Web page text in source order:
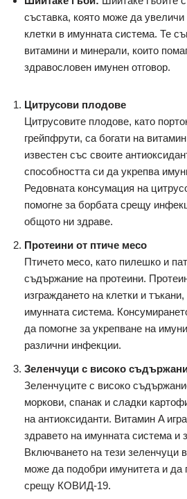
съставка, която може да увеличи
клетки в имунната система. Те
витамини и минерали, които
здравословен имунен отговор.
Цитрусови плодове
Цитрусовите плодове, като
грейпфрути, са богати на
известен със своите
способността си да укрепва
Редовната консумация на
помогне за борбата срещу
общото ни здраве.
Протеини от птиче месо
Птичето месо, като пилешко и
съдържание на протеини.
изграждането на клетки и
имунната система.
да помогне за укрепване на
различни инфекции.
Зеленчуци с високо
Зеленчуците с високо
моркови, спанак и сладки
на антиоксиданти. Витамин A
здравето на имунната система и
Включването на тези зеленчуци
може да подобри имунитета и да
срещу КОВИД-19.